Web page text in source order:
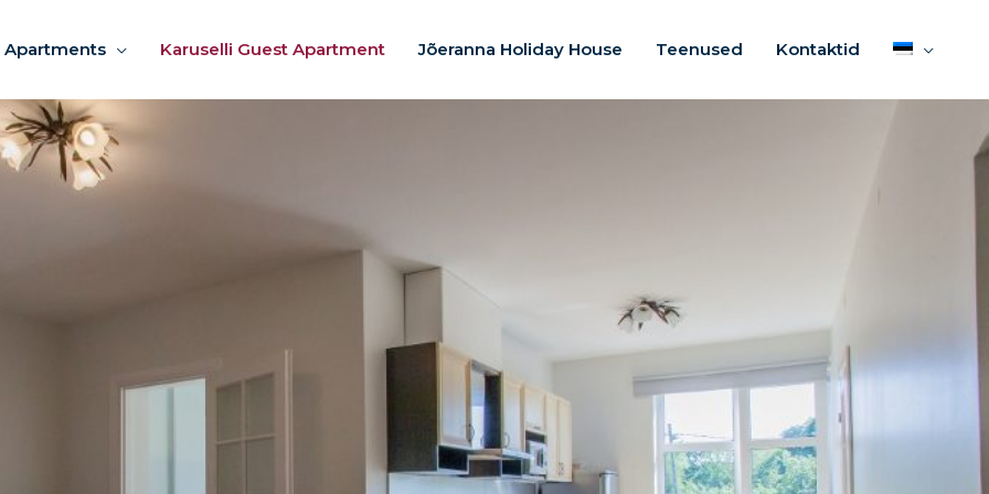
Apartments Karuselli Guest Apartment Jõeranna Holiday House Teenused Kontaktid